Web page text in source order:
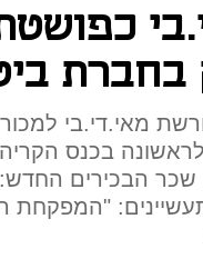
בחברת
מאי.די.בי
בכנס
הבכירים החדש:
"המפקחת